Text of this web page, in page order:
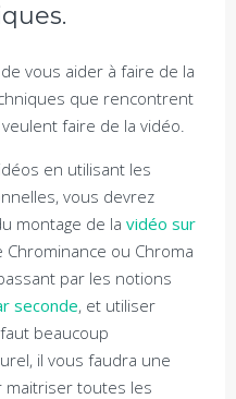
vous aider à faire de la
que rencontrent
faire de la vidéo.
en utilisant les
vous devrez
montage de la vidéo sur
ou Chroma
par les notions
seconde, et utiliser
beaucoup
il vous faudra une
maitriser toutes les